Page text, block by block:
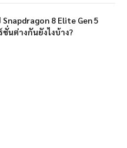
8 Elite Gen 5
นต่างกันยังไงบ้าง?